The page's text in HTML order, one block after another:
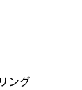
ング